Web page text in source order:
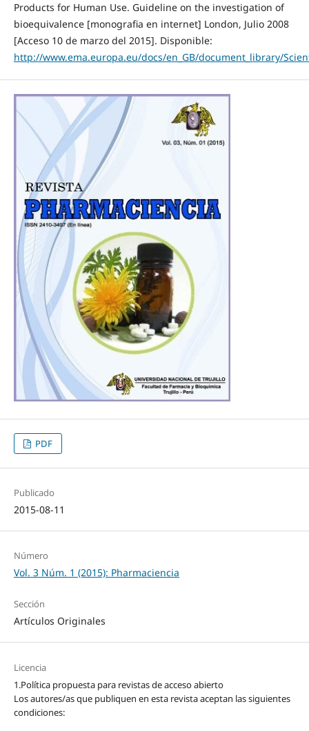
Products for Human Use. Guideline on the investigation of
bioequivalence [monografia en internet] London, Julio 2008
[Acceso 10 de marzo del 2015]. Disponible:
http://www.ema.europa.eu/docs/en_GB/document_library/
PDF
Publicado
2015-08-11
Número
Vol. 3 Núm. 1 (2015): Pharmaciencia
Sección
Artículos Originales
Licencia
1.Política propuesta para revistas de acceso abierto
Los autores/as que publiquen en esta revista aceptan las siguientes
condiciones: